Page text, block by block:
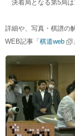
決着局となる第5局は
詳細や、写真・棋譜の
WEB記事「棋道web